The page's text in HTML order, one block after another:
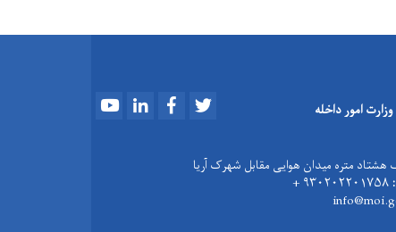
وزارت امور داخله YoutubeLinkedInFacebook
متره میدان هوایی مقابل شهرک آریا